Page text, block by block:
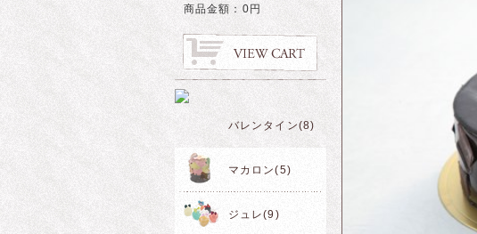
商品金額： 0円
バレンタイン(8)
マカロン(5)
ジュレ(9)